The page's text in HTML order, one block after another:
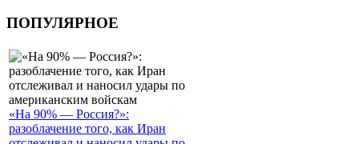
ПОПУЛЯРНОЕ
«На 90% — Россия?»:
разоблачение того, как Иран